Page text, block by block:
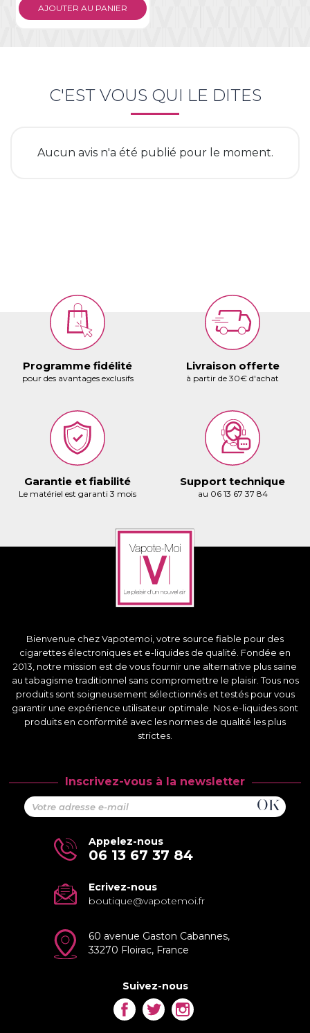
AJOUTER AU PANIER
C'EST VOUS QUI LE DITES
Aucun avis n'a été publié pour le moment.
Programme fidélité
pour des avantages exclusifs
Livraison offerte
à partir de 30€ d'achat
Garantie et fiabilité
Le matériel est garanti 3 mois
Support technique
au 06 13 67 37 84
Bienvenue chez Vapotemoi, votre source fiable pour des
cigarettes électroniques et e-liquides de qualité. Fondée en
2013, notre mission est de vous fournir une alternative plus saine
au tabagisme traditionnel sans compromettre le plaisir. Tous nos
produits sont soigneusement sélectionnés et testés pour vous
garantir une expérience utilisateur optimale. Nos e-liquides sont
produits en conformité avec les normes de qualité les plus
strictes.
Inscrivez-vous à la newsletter
Appelez-nous
06 13 67 37 84
Ecrivez-nous
boutique@vapotemoi.fr
60 avenue Gaston Cabannes,
33270 Floirac, France
Suivez-nous
Facebook
TwitterInstagram
You need to be logged in to save products in your